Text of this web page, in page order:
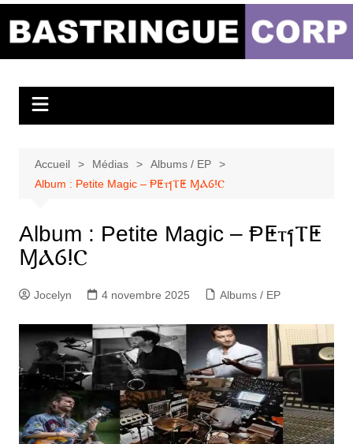
Bastringue Corp –
Musicales
Accueil Médias
Albums / EP
Album : Petite Magic – ⱣⵟⲧⳕⲦⵟ ⱮⲀⳓⵑⲤ
Album : Petite Magic – ⱣⵟⲧⳕⲦⵟ
ⱮⲀⳓⵑⲤ
Jocelyn 4 novembre 2025 Albums / EP